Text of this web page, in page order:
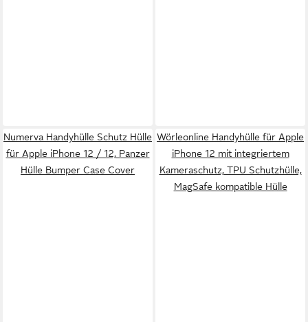
Numerva Handyhülle Schutz Hülle
für Apple iPhone 12 / 12, Panzer
Hülle Bumper Case Cover
Wörleonline Handyhülle für Apple
iPhone 12 mit integriertem
Kameraschutz, TPU Schutzhülle,
MagSafe kompatible Hülle